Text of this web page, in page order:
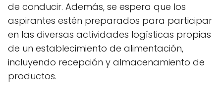
de conducir. Además, se espera que los
aspirantes estén preparados para participar
en las diversas actividades logísticas propias
de un establecimiento de alimentación,
incluyendo recepción y almacenamiento de
productos.